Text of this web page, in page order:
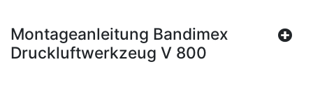
Montageanleitung Bandimex
Druckluftwerkzeug V 800